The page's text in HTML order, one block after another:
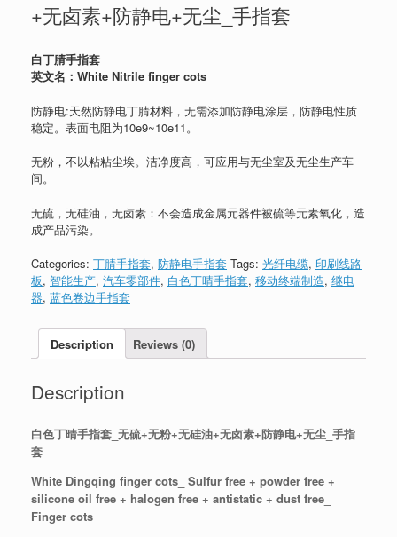
+无卤素+防静电+无尘_手指套
白丁腈手指套
英文名：White Nitrile finger cots
防静电:天然防静电丁腈材料，无需添加防静电涂层，防静电性质
稳定。表面电阻为10e9~10e11。
无粉，不以粘粘尘埃。洁净度高，可应用与无尘室及无尘生产车
间。
无硫，无硅油，无卤素：不会造成金属元器件被硫等元素氧化，造
成产品污染。
Categories: 丁腈手指套, 防静电手指套 Tags: 光纤电缆, 印刷线路
板, 智能生产, 汽车零部件, 白色丁晴手指套, 移动终端制造, 继电
器, 蓝色卷边手指套
Description Reviews (0)
Description
白色丁晴手指套_无硫+无粉+无硅油+无卤素+防静电+无尘_手指
套
White Dingqing finger cots_ Sulfur free + powder free +
silicone oil free + halogen free + antistatic + dust free_
Finger cots